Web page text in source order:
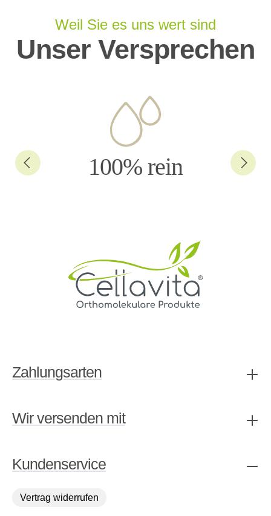
Weil Sie es uns wert sind
Unser Versprechen
100% rein
Zahlungsarten
Wir versenden mit
Kundenservice
Vertrag widerrufen